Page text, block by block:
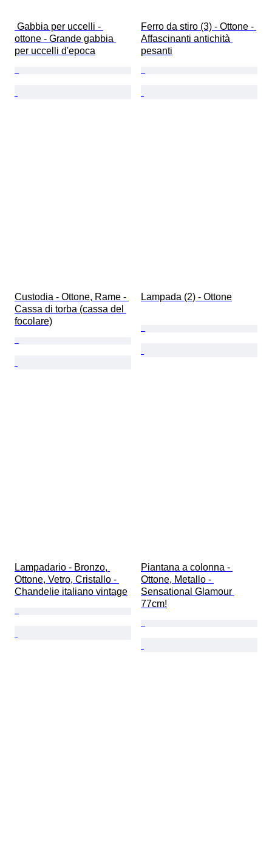
ottone - Grande gabbia
per uccelli d'epoca
Ferro da stiro (3) - Ottone -
Affascinanti antichità
pesanti
Custodia - Ottone, Rame -
Cassa di torba (cassa del
focolare)
Lampada (2) - Ottone
Lampadario - Bronzo,
Ottone, Vetro, Cristallo -
Chandelie italiano vintage
Piantana a colonna -
Ottone, Metallo -
Sensational Glamour
77cm!